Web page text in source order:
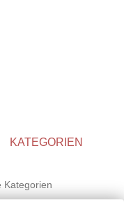
KATEGORIEN
Kategorien